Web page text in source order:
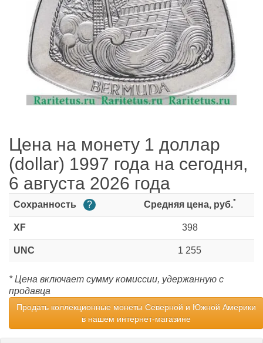
Цена на монету 1 доллар
(dollar) 1997 года на сегодня,
6 августа 2026 года
Сохранность ? Средняя цена, руб.*
XF 398
UNC 1 255
* Цена включает сумму комиссии, удержанную с
продавца
Продать коллекционные монеты Северной и Южной Америки
в нашем интернет-магазине